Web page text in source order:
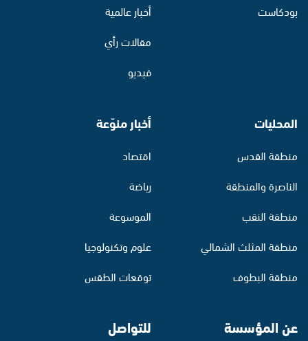
بودكاست
أخبار عالمية
مقالات رأي
فيديو
المحليات
منطقة القدس
الناصرة والمنطقة
منطقة النقب
منطقة المثلث الشمالي
منطقة البطوف
أخبار منوّعة
اقتصاد
رياضة
الموسوعة
علوم وتكنولوجيا
توقعات الطقس
عن المؤسسة للتواصل